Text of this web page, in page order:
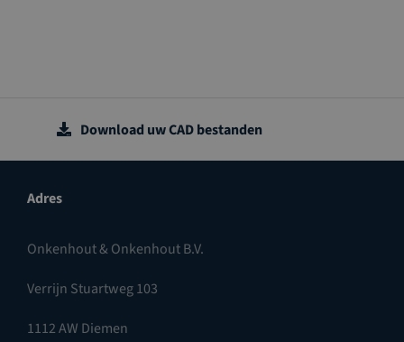
Download uw CAD bestanden
Adres
Onkenhout & Onkenhout B.V.
Verrijn Stuartweg 103
1112 AW Diemen